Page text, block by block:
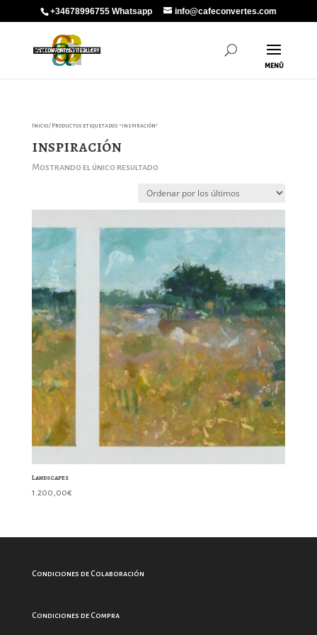
+34678996755 Whatsapp info@cafeconvertes.com
Inicio/ Productos etiquetados “inspiración”
inspiración
Mostrando el único resultado
Landscapes
1.200,00€
Condiciones de Colaboración
Condiciones de Compra